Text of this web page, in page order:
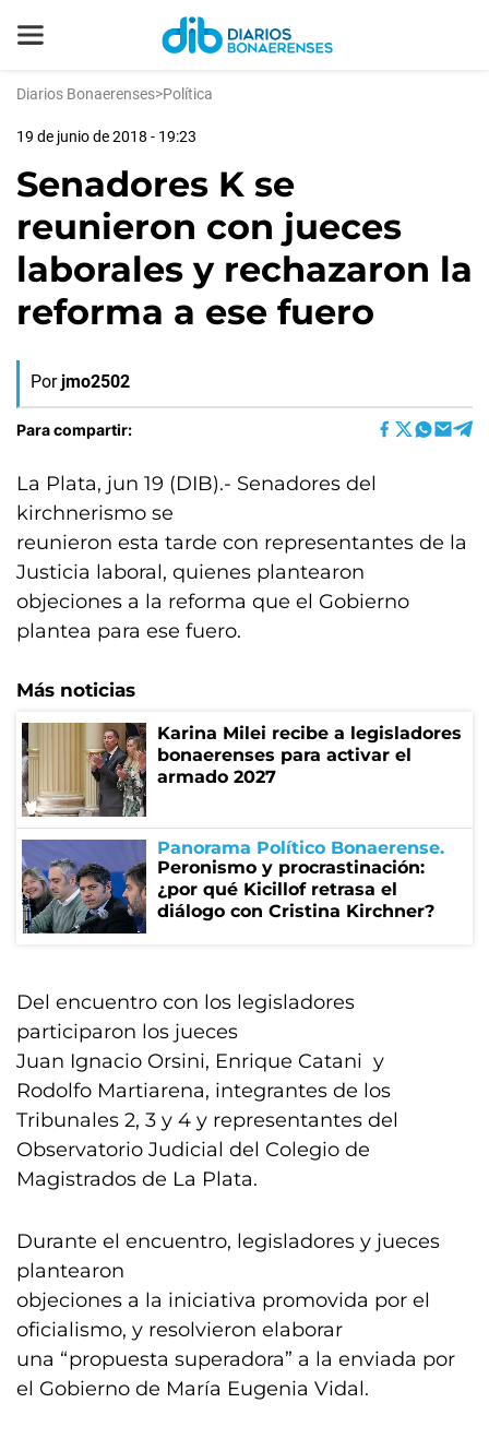
Diarios Bonaerenses>Política
19 de junio de 2018 - 19:23
Senadores K se
reunieron con jueces
laborales y rechazaron la
reforma a ese fuero
Por jmo2502
Para compartir:
La Plata, jun 19 (DIB).- Senadores del
kirchnerismo se
reunieron esta tarde con representantes de la
Justicia laboral, quienes plantearon
objeciones a la reforma que el Gobierno
plantea para ese fuero.
Más noticias
Karina Milei recibe a legisladores
bonaerenses para activar el
armado 2027
Panorama Político Bonaerense
Peronismo y procrastinación:
¿por qué Kicillof retrasa el
diálogo con Cristina Kirchner?
Del encuentro con los legisladores
participaron los jueces
Juan Ignacio Orsini, Enrique Catani y
Rodolfo Martiarena, integrantes de los
Tribunales 2, 3 y 4 y representantes del
Observatorio Judicial del Colegio de
Magistrados de La Plata.
Durante el encuentro, legisladores y jueces
plantearon
objeciones a la iniciativa promovida por el
oficialismo, y resolvieron elaborar
una “propuesta superadora” a la enviada por
el Gobierno de María Eugenia Vidal.